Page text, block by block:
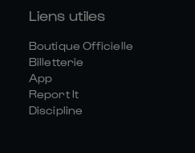
Liens utiles
Boutique Officielle
Billetterie
App
Report It
Discipline